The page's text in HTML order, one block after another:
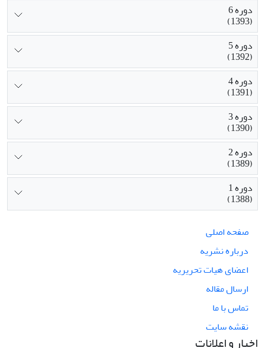
دوره 6
(1393)
دوره 5
(1392)
دوره 4
(1391)
دوره 3
(1390)
دوره 2
(1389)
دوره 1
(1388)
صفحه اصلی
درباره نشریه
اعضای هیات تحریریه
ارسال مقاله
تماس با ما
نقشه سایت
اخبار و اعلانات